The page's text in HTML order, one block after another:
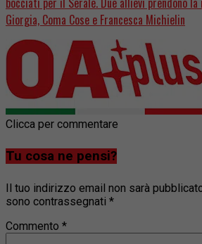
Giorgia, Coma Cose e Francesca Michielin
Clicca per commentare
Tu cosa ne pensi?
Il tuo indirizzo email non sarà
sono contrassegnati *
Commento *